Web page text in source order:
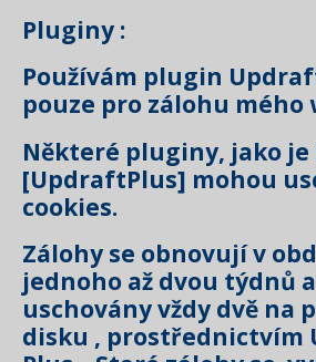
Pluginy :
Používám plugin
pouze pro zálohu mého
Některé pluginy, jako
[UpdraftPlus] mohou
cookies.
Zálohy se obnovují v
jednoho až dvou týdnů
uschovány vždy dvě na
disku , prostřednictvím